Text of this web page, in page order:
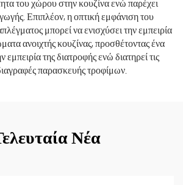
του χώρου στην κουζίνα ενώ παρέχει
Επιπλέον, η οπτική εμφάνιση του
μπορεί να ενισχύσει την εμπειρία
ανοιχτής κουζίνας, προσθέτοντας ένα
εμπειρία της διατροφής ενώ διατηρεί τις
παρασκευής τροφίμων.
Νέα